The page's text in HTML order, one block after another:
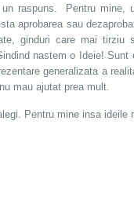
raspuns. Pentru mine,
aprobarea sau
ginduri care mai
nastem o Ideie!
generalizata a
mau ajutat prea mult.
Pentru mine insa